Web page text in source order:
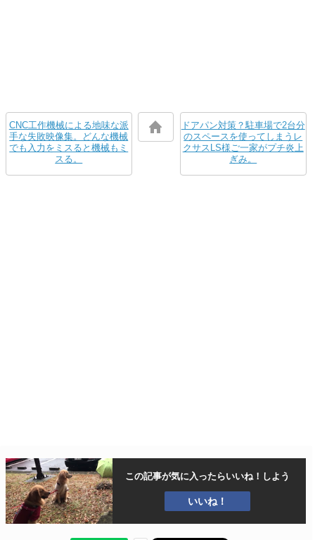
CNC工作機械による地味な派
手な失敗映像集。どんな機械
でも入力をミスると機械もミ
スる。
ドアパン対策？駐車場で2台分
のスペースを使ってしまうレ
クサスLS様ご一家がプチ炎上
ぎみ。
この記事が気に入ったらいいね！しよう
いいね！